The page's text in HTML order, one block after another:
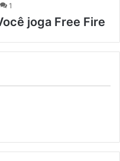
1
joga Free Fire